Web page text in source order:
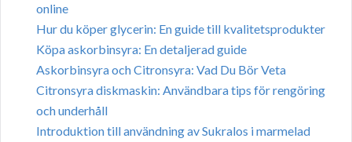
online
Hur du köper glycerin: En guide till kvalitetsprodukter
Köpa askorbinsyra: En detaljerad guide
Askorbinsyra och Citronsyra: Vad Du Bör Veta
Citronsyra diskmaskin: Användbara tips för rengöring
och underhåll
Introduktion till användning av Sukralos i marmelad